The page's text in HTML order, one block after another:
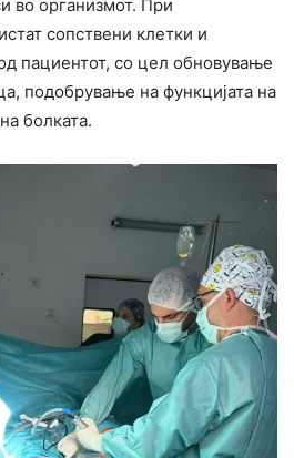
во организмот. При
сопствени клетки и
пациентот, со цел обновување
подобрување на функцијата на
болката.